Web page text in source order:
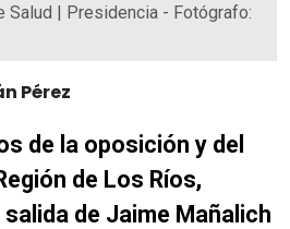
Salud | Presidencia - Fotógrafo:
Pérez
de la oposición y del
de Los Ríos,
de Jaime Mañalich